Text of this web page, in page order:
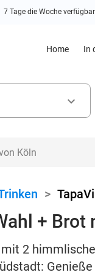
7 Tage die Woche verfügbar
Home In
keyboard_arrow_down
>
+
2